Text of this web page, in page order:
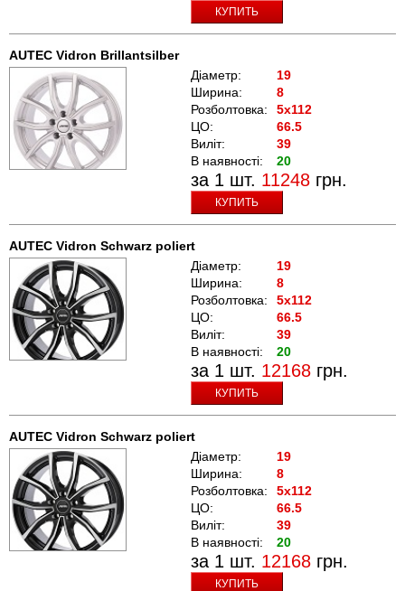
КУПИТЬ
AUTEC Vidron Brillantsilber
Діаметр:
19
Ширина:
8
Розболтовка:
5x112
ЦО:
66.5
Виліт:
39
В наявності:
20
за 1 шт. 11248 грн.
КУПИТЬ
AUTEC Vidron Schwarz poliert
Діаметр:
19
Ширина:
8
Розболтовка:
5x112
ЦО:
66.5
Виліт:
39
В наявності:
20
за 1 шт. 12168 грн.
КУПИТЬ
AUTEC Vidron Schwarz poliert
Діаметр:
19
Ширина:
8
Розболтовка:
5x112
ЦО:
66.5
Виліт:
39
В наявності:
20
за 1 шт. 12168 грн.
КУПИТЬ